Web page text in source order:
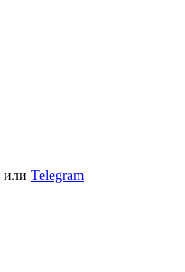
или Telegram